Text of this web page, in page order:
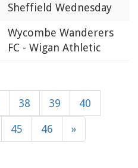
Sheffield Wednesday
Wycombe Wanderers
FC - Wigan Athletic
38 39 40
45 46 »